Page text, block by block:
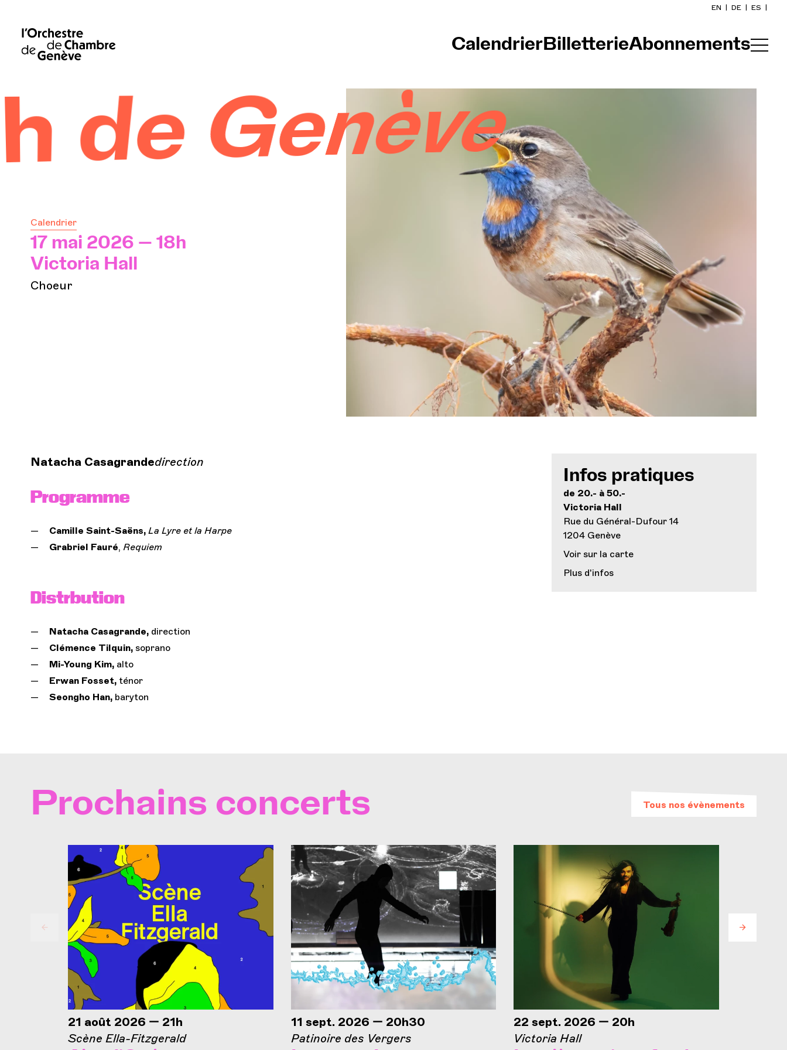
Calendrier BilletterieAbonnements
EN DE ES
Genève
Calendrier
17 mai 2026 — 18h
Victoria Hall
Choeur
Natacha Casagrandedirection
Programme
Camille Saint-Saëns, La Lyre et la Harpe
Grabriel Fauré, Requiem
Distrbution
Natacha Casagrande, direction
Clémence Tilquin, soprano
Mi-Young Kim, alto
Erwan Fosset, ténor
Seongho Han, baryton
Infos pratiques
de 20.- à 50.-
Victoria Hall
Rue du Général-Dufour 14
1204 Genève
Voir sur la carte
Plus d'infos
Prochains concerts Tous nos évènements
21 août 2026 — 21h
Scène Ella-Fitzgerald
11 sept. 2026 — 20h30
Patinoire des Vergers
22 sept. 2026 — 20h
Victoria Hall
Accueil
Infos pratiques
Explorer
La Gazette du concert
Participation culturelle
Orchestre et musiciens
L'OCG
Espace Pro
Se connecter